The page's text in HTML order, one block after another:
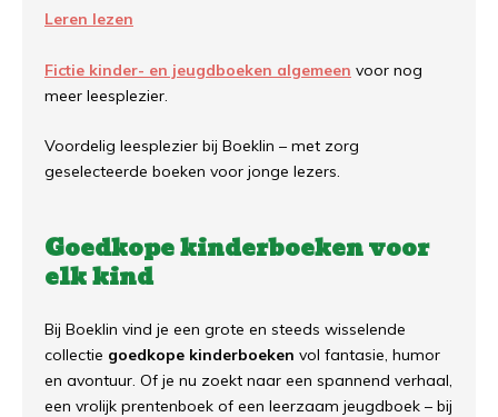
Leren lezen
Fictie kinder- en jeugdboeken algemeen voor nog
meer leesplezier.
Voordelig leesplezier bij Boeklin – met zorg
geselecteerde boeken voor jonge lezers.
Goedkope kinderboeken voor
elk kind
Bij Boeklin vind je een grote en steeds wisselende
collectie goedkope kinderboeken vol fantasie, humor
en avontuur. Of je nu zoekt naar een spannend verhaal,
een vrolijk prentenboek of een leerzaam jeugdboek – bij